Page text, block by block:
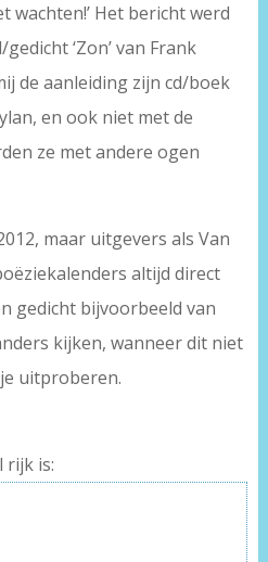
wachten!’ Het bericht werd
‘Zon’ van Frank
de aanleiding zijn cd/boek
en ook niet met de
ze met andere ogen
maar uitgevers als Van
altijd direct
gedicht bijvoorbeeld van
kijken, wanneer dit niet
uitproberen.
rijk is: